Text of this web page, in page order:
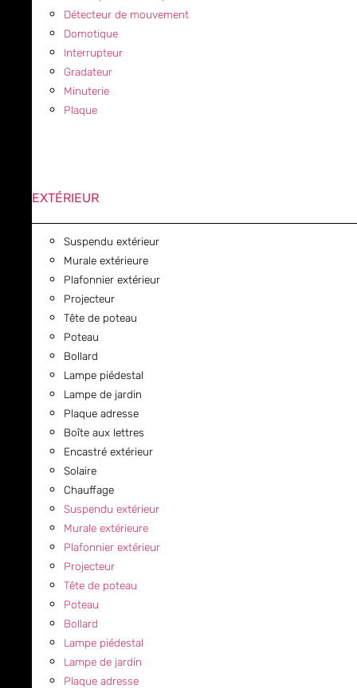
Détecteur de mouvement
Domotique
Interrupteur
Gradateur
Minuterie
Plaque
EXTÉRIEUR
Suspendu extérieur
Murale extérieure
Plafonnier extérieur
Projecteur
Tête de poteau
Poteau
Bollard
Lampe piédestal
Lampe de jardin
Plaque adresse
Boîte aux lettres
Encastré extérieur
Solaire
Chauffage
Suspendu extérieur
Murale extérieure
Plafonnier extérieur
Projecteur
Tête de poteau
Poteau
Bollard
Lampe piédestal
Lampe de jardin
Plaque adresse